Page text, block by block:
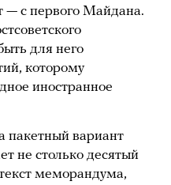
— с первого Майдана.
для него
которому
иностранное
вариант
не столько десятый
меморандума,